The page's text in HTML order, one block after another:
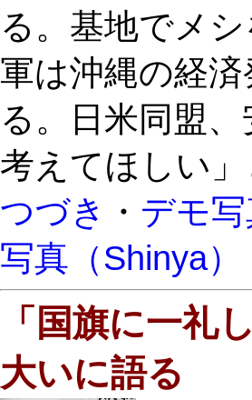
る。基地でメ
軍は沖縄の経
る。日米同盟
考えてほしい
つづき ・ デモ
写真（Shinya）
「国旗に一礼
大いに語る